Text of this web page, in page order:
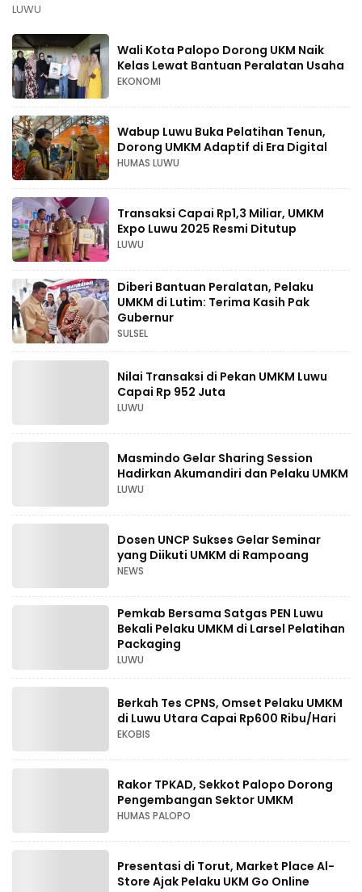
LUWU
Wali Kota Palopo Dorong UKM Naik
Kelas Lewat Bantuan Peralatan Usaha
EKONOMI
Wabup Luwu Buka Pelatihan Tenun,
Dorong UMKM Adaptif di Era Digital
HUMAS LUWU
Transaksi Capai Rp1,3 Miliar, UMKM
Expo Luwu 2025 Resmi Ditutup
LUWU
Diberi Bantuan Peralatan, Pelaku
UMKM di Lutim: Terima Kasih Pak
Gubernur
SULSEL
Nilai Transaksi di Pekan UMKM Luwu
Capai Rp 952 Juta
LUWU
Masmindo Gelar Sharing Session
Hadirkan Akumandiri dan Pelaku UMKM
LUWU
Dosen UNCP Sukses Gelar Seminar
yang Diikuti UMKM di Rampoang
NEWS
Pemkab Bersama Satgas PEN Luwu
Bekali Pelaku UMKM di Larsel Pelatihan
Packaging
LUWU
Berkah Tes CPNS, Omset Pelaku UMKM
di Luwu Utara Capai Rp600 Ribu/Hari
EKOBIS
Rakor TPKAD, Sekkot Palopo Dorong
Pengembangan Sektor UMKM
HUMAS PALOPO
Presentasi di Torut, Market Place Al-
Store Ajak Pelaku UKM Go Online